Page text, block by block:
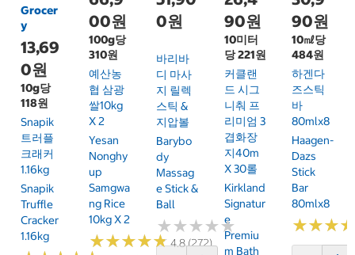
Grocer
y
13,69
0원
10g당
118원
Snapik
트러플
크래커
1.16kg
Snapik
Truffle
Cracker
1.16kg
00원
100g당
310원
예산농
협 삼광
쌀10kg
X 2
Yesan
Nonghy
Up
Samgwa
Ng Rice
10kg X 2
★★★★★
★★★★★4.8 (272)
0원
바리바
디 마사
지 릴렉
스틱 &
지압볼
Barybo
Dy
Massag
E Stick &
Ball
★★★★★
★★★★★
90원
10미터
당 221원
커클랜
드 시그
니춰 프
리미엄 3
겹화장
지40m
X 30롤
Kirkland
Signatur
E
Premiu
M Bath
90원
10㎖당
484원
하겐다
즈스틱
바
80mlx8
Haagen-
Dazs
Stick
Bar
80mlx8
★★★
★★★